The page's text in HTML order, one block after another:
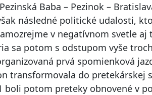
Baba – Pezinok –
následné politické udalosti,
v negatívnom svetle aj
sa potom s odstupom vyše
prvá spomienková
transformovala do pretekárskej
potom preteky obnovené v